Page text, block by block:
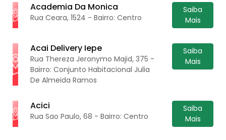
Academia Da Monica
Rua Ceara, 1524 - Bairro: Centro
Saiba
Mais
Acai Delivery Iepe
Rua Thereza Jeronymo Majid, 375 -
Bairro: Conjunto Habitacional Julia
De Almeida Ramos
Saiba
Mais
Acici
Rua Sao Paulo, 68 - Bairro: Centro
Saiba
Mais